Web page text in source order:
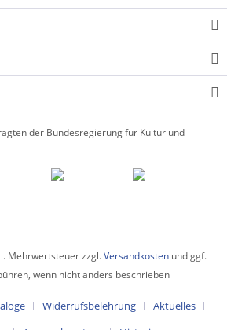
der Bundesregierung für Kultur und
Mehrwertsteuer zzgl.Versandkosten und ggf.
wenn nicht anders beschrieben
Widerrufsbelehrung
Aktuelles